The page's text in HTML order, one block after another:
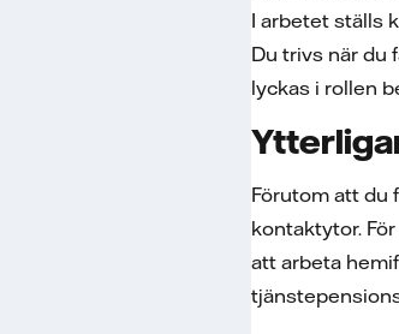
I arbetet ställs
Du trivs när du
lyckas i rollen
Förutom att du
kontaktytor.
att arbeta